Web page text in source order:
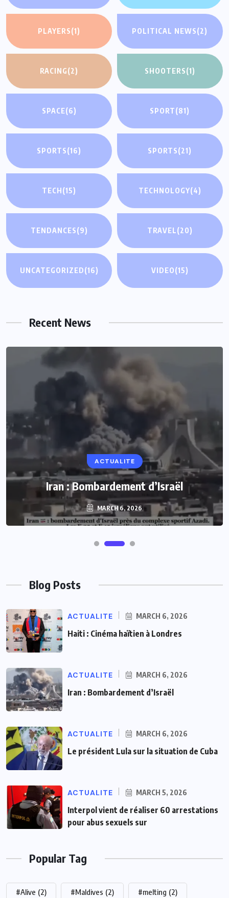
PLAYERS(1) POLITICAL NEWS(2)
RACING(2) SHOOTERS(1)
SPACE(6) SPORT(81)
SPORTS(16) SPORTS(21)
TECH(15) TECHNOLOGY(4)
TENDANCES(9) TRAVEL(20)
UNCATEGORIZED(16) VIDEO(15)
Recent News
ACTUALITE
Iran : Bombardement d’Israël
MARCH 6, 2026
Blog Posts
ACTUALITE MARCH 6, 2026
Haiti : Cinéma haïtien à Londres
ACTUALITE MARCH 6, 2026
Iran : Bombardement d’Israël
ACTUALITE MARCH 6, 2026
Le président Lula sur la situation de Cuba
ACTUALITE MARCH 5, 2026
Interpol vient de réaliser 60 arrestations
pour abus sexuels sur
Popular Tag
#Alive (2) #Maldives (2) #melting (2)